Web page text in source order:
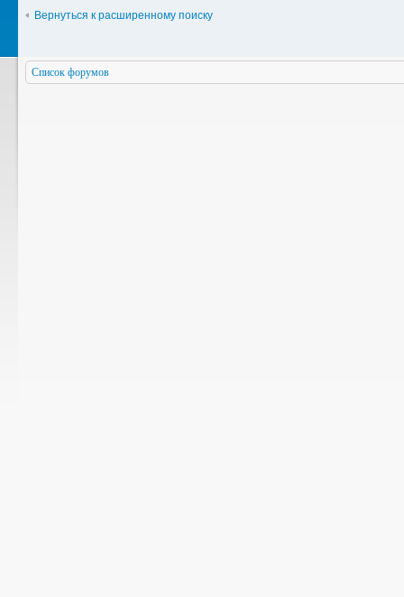
Вернуться к расширенному поиску
Список форумов